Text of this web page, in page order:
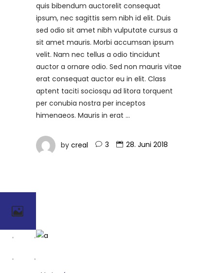
quis bibendum auctorelit consequat
ipsum, nec sagittis sem nibh id elit. Duis
sed odio sit amet nibh vulputate cursus a
sit amet mauris. Morbi accumsan ipsum
velit. Nam nec tellus a odio tincidunt
auctor a ornare odio. Sed non mauris vitae
erat consequat auctor eu in elit. Class
aptent taciti sociosqu ad litora torquent
per conubia nostra per inceptos
himenaeos. Mauris in erat
by creal 3 28. Juni 2018